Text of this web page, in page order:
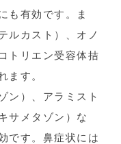
も有効です。ま
ルカスト）、オノ
トリエン受容体拮
ます。
ン）、アラミスト
サメタゾン）な
です。鼻症状には